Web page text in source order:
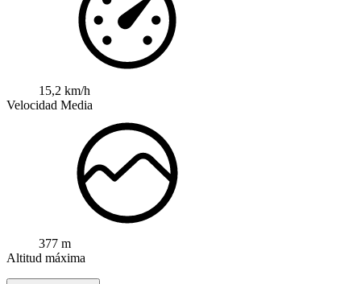
15,2 km/h
Velocidad Media
377 m
Altitud máxima